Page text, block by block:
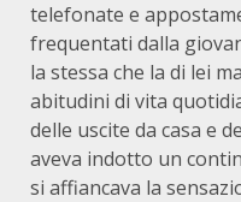
telefonate e
frequentati dalla
la stessa che la di lei
abitudini di vita
delle uscite da casa e
aveva indotto un
si affiancava la